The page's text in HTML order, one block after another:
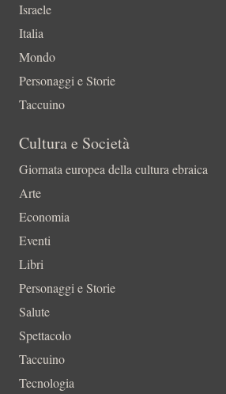
Israele
Italia
Mondo
Personaggi e Storie
Taccuino
Cultura e Società
Giornata europea della cultura ebraica
Arte
Economia
Eventi
Libri
Personaggi e Storie
Salute
Spettacolo
Taccuino
Tecnologia